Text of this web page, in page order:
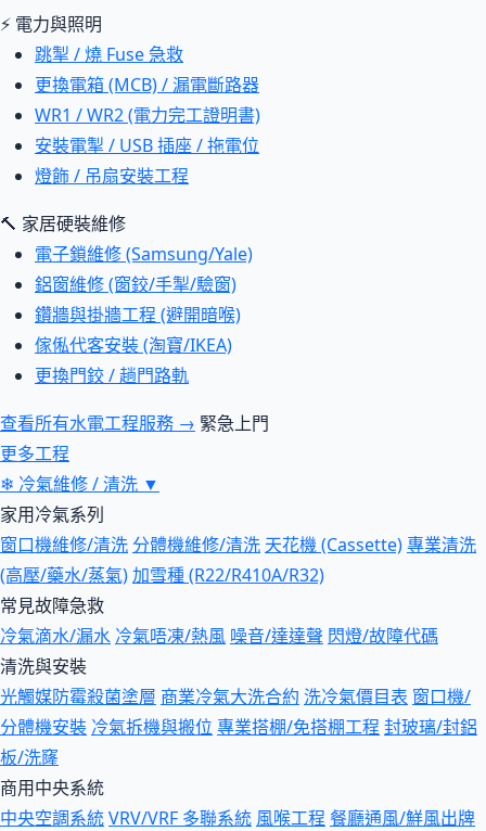
⚡ 電力與照明
跳掣 / 燒 Fuse 急救
更換電箱 (MCB) / 漏電斷路器
WR1 / WR2 (電力完工證明書)
安裝電掣 / USB 插座 / 拖電位
燈飾 / 吊扇安裝工程
🔨 家居硬裝維修
電子鎖維修 (Samsung/Yale)
鋁窗維修 (窗鉸/手掣/驗窗)
鑽牆與掛牆工程 (避開暗喉)
傢俬代客安裝 (淘寶/IKEA)
更換門鉸 / 趟門路軌
查看所有水電工程服務 → 緊急上門
更多工程
❄ 冷氣維修 / 清洗 ▼
家用冷氣系列
窗口機維修/清洗 分體機維修/清洗 天花機 (Cassette)專業清洗
(高壓/藥水/蒸氣)加雪種 (R22/R410A/R32)
常見故障急救
冷氣滴水/漏水 冷氣唔凍/熱風 噪音/達達聲 閃燈/故障代碼
清洗與安裝
光觸媒防霉殺菌塗層 商業冷氣大洗合約 洗冷氣價目表 窗口機/
分體機安裝 冷氣拆機與搬位 專業搭棚/免搭棚工程 封玻璃/封鋁
板/洗窿
商用中央系統
中央空調系統VRV/VRF 多聯系統 風喉工程 餐廳通風/鮮風出牌